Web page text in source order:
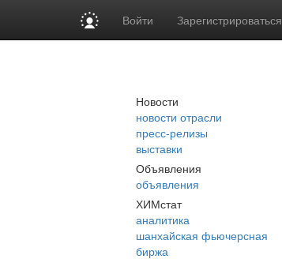
Войти Зарегистрироваться
Новости
новости отрасли
пресс-релизы
выставки
Объявления
объявления
ХИМстат
аналитика
шанхайская фьючерсная
биржа